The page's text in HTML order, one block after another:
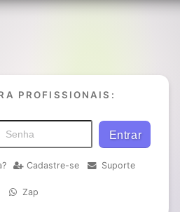
PROFISSIONAIS:
Cadastre-se Suporte
Zap